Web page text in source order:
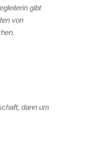
gibt
von
dann um